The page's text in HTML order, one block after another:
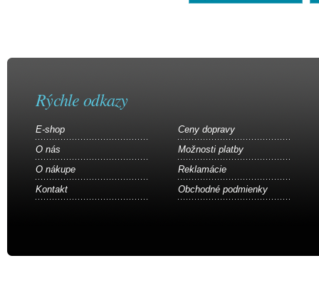
Rýchle odkazy
E-shop
O nás
O nákupe
Kontakt
Ceny dopravy
Možnosti platby
Reklamácie
Obchodné podmienky